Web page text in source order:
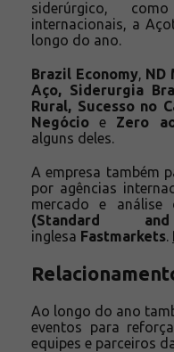
siderúrgico,
internacionais, a
longo do ano.
Brazil Economy, ND
Aço, Siderurgia
Rural, Sucesso no
Negócioe Zero
alguns deles.
A empresa também
por agências
mercado e análise
(Standard
inglesa Fastmarkets
Ao longo do ano
eventos para
equipes e parceiros